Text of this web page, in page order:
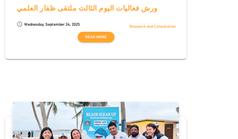
ورش فعاليات اليوم الثالث ملتقى ظفار العلمي
schedule Wednesday, September 24, 2025
Research and Consultation
READ MORE